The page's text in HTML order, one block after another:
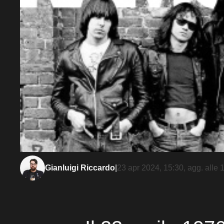
Gianluigi Riccardo 23 apr 2024, 15:30, agg. alle